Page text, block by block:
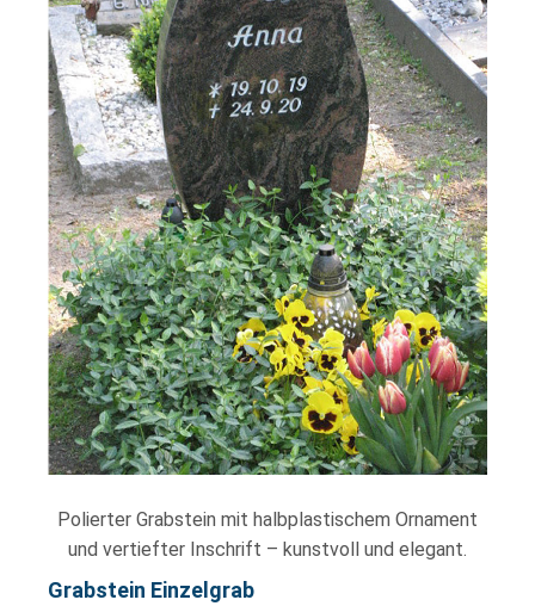
Polierter Grabstein mit halbplastischem Ornament
und vertiefter Inschrift – kunstvoll und elegant.
Grabstein Einzelgrab